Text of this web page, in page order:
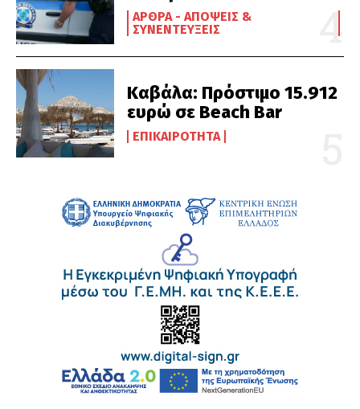
ΆΡΘΡΑ - ΑΠΌΨΕΙΣ &
ΣΥΝΕΝΤΕΎΞΕΙΣ
Καβάλα: Πρόστιμο 15.912
ευρώ σε Beach Bar
ΕΠΙΚΑΙΡΌΤΗΤΑ